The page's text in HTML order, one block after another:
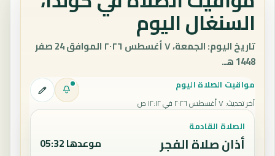
السنغال اليوم
تاريخ اليوم: الجمعة، ٧ أغسطس ٢٠٢٦ الموافق 24 صفر
1448 هـ.
مواقيت الصلاة اليوم
آخر تحديث:٧ أغسطس ٢٠٢٦ في ١٢:١٢ ص
الصلاة القادمة
أذان صلاة الفجر موعدها 05:32